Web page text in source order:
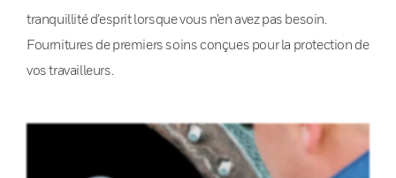
tranquillité d’esprit lorsque vous n’en avez pas besoin.
Fournitures de premiers soins conçues pour la protection de
vos travailleurs.